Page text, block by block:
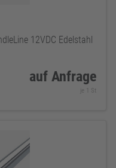
12VDC Edelstahl
auf Anfrage
je 1 St